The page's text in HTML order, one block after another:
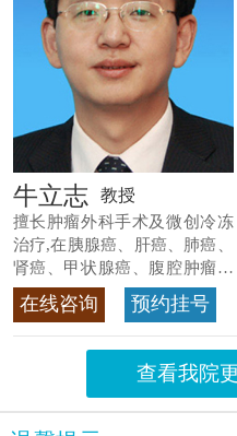
牛立志 教授
擅长肿瘤外科手术及微创冷冻
治疗,在胰腺癌、肝癌、肺癌、
肾癌、甲状腺癌、腹腔肿瘤等
>>查看专家详情
在线咨询 预约挂号
查看我院